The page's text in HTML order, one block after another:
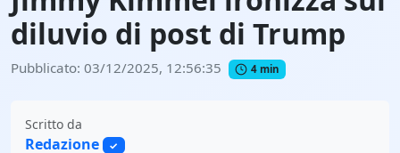
diluvio di post di Trump
Pubblicato: 03/12/2025, 12:56:35 4 min
Scritto da
Redazione ✓